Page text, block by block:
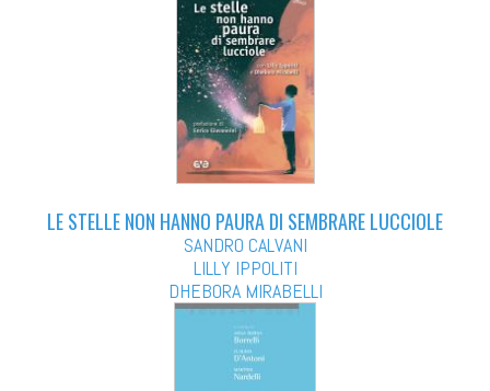
LE STELLE NON HANNO PAURA DI SEMBRARE LUCCIOLE
SANDRO CALVANI
LILLY IPPOLITI
DHEBORA MIRABELLI